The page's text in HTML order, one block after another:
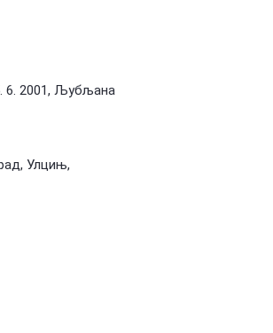
6. 2001, Љубљана
Улцињ,